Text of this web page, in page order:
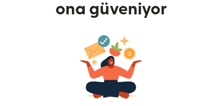
ona güveniyor